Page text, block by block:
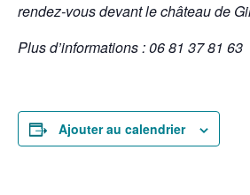
rendez-vous devant le château de
Plus d’informations : 06 81 37 81 63
Ajouter au calendrier